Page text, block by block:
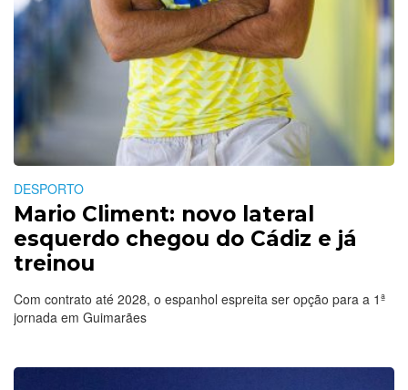
DESPORTO
Mario Climent: novo lateral
esquerdo chegou do Cádiz e já
treinou
Com contrato até 2028, o espanhol espreita ser opção para a 1ª
jornada em Guimarães